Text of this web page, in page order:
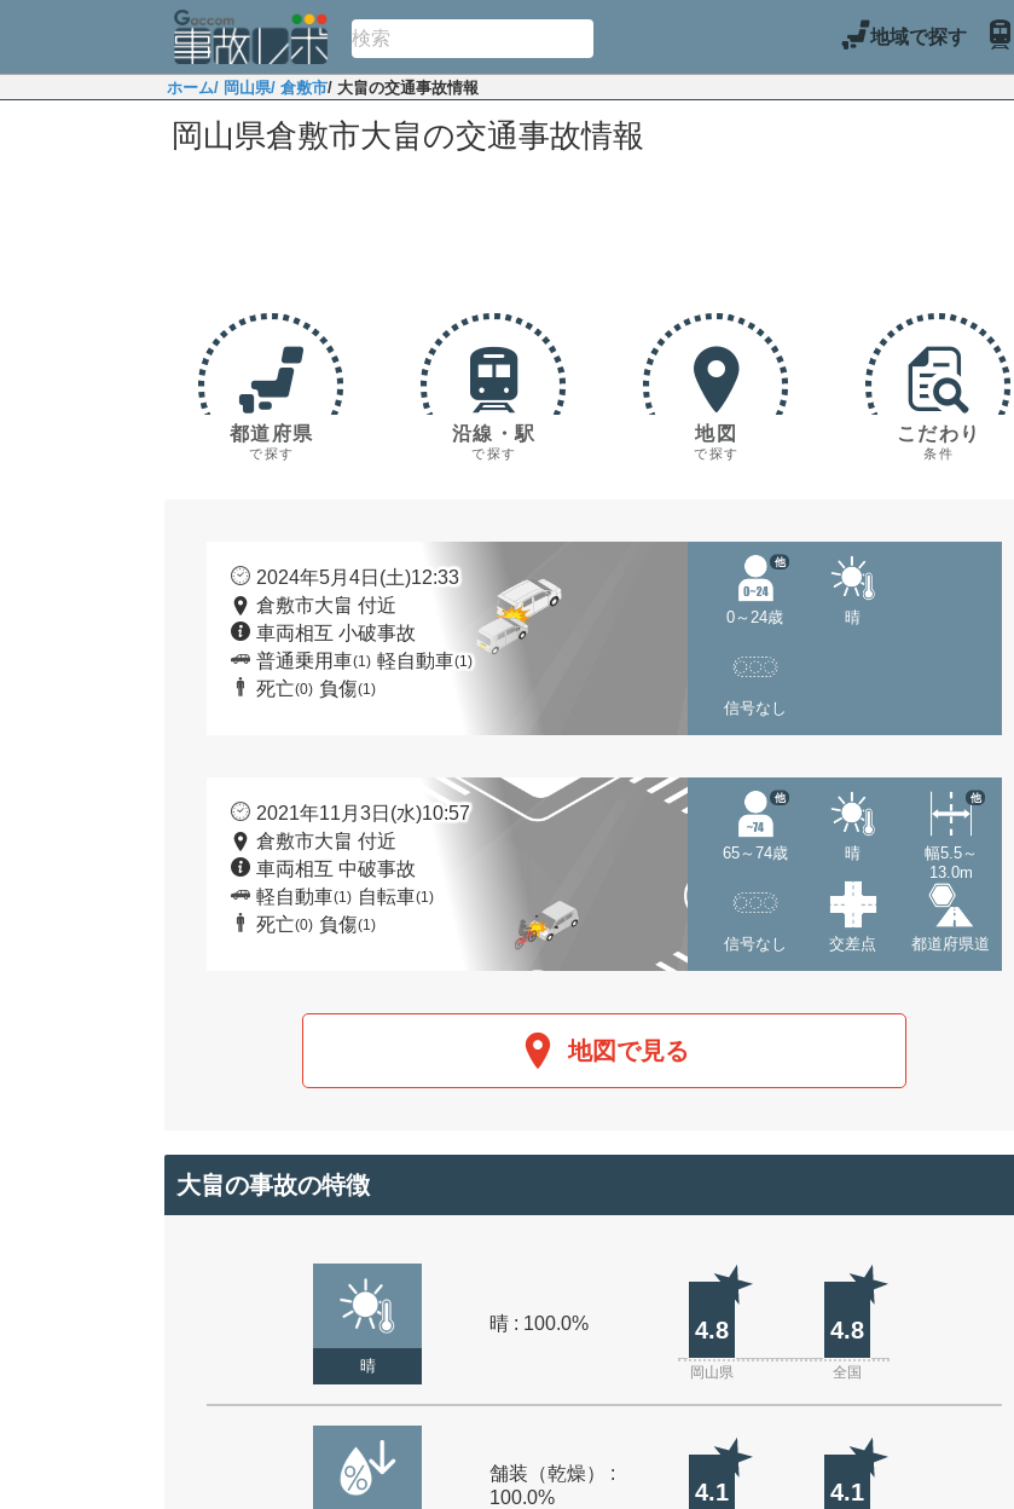
地域で探す
ホーム/ 岡山県/ 倉敷市/ 大畠の交通事故情報
岡山県倉敷市大畠の交通事故情報
都道府県
で探す
沿線・駅
で探す
地図
で探す
こだわり
条件
2024年5月4日(土)12:33
倉敷市大畠 付近
車両相互 小破事故
普通乗用車(1) 軽自動車(1)
死亡(0) 負傷(1)
0～24歳
他
晴
信号なし
2021年11月3日(水)10:57
倉敷市大畠 付近
車両相互 中破事故
軽自動車(1) 自転車(1)
死亡(0) 負傷(1)
65～74歳
他
晴
幅5.5～
13.0m
他
信号なし 交差点 都道府県道
地図で見る
大畠の事故の特徴
晴
晴 : 100.0% 4.8 4.8
岡山県 全国
舗装（乾燥） :
100.0%
4.1 4.1